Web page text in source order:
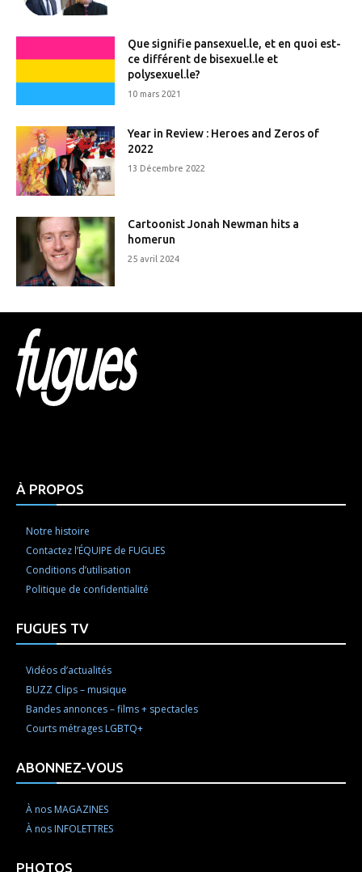
Que signifie pansexuel.le, et en quoi est-
ce différent de bisexuel.le et
polysexuel.le?
10 mars 2021
Year in Review : Heroes and Zeros of
2022
13 Décembre 2022
Cartoonist Jonah Newman hits a
homerun
25 avril 2024
À PROPOS
Notre histoire
Contactez l’ÉQUIPE de FUGUES
Conditions d’utilisation
Politique de confidentialité
FUGUES TV
Vidéos d’actualités
BUZZ Clips – musique
Bandes annonces – films + spectacles
Courts métrages LGBTQ+
ABONNEZ-VOUS
À nos MAGAZINES
À nos INFOLETTRES
PHOTOS